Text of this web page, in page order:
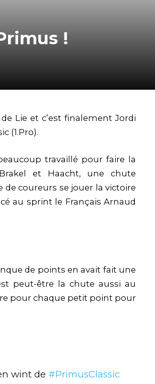
!
Lie et c’est finalement Jordi
(1.Pro).
travaillé pour faire la
et Haacht, une chute
coureurs se jouer la victoire
au sprint le Français Arnaud
de points en avait fait une
peut-être la chute aussi au
pour chaque petit point pour
wint de #PrimusClassic